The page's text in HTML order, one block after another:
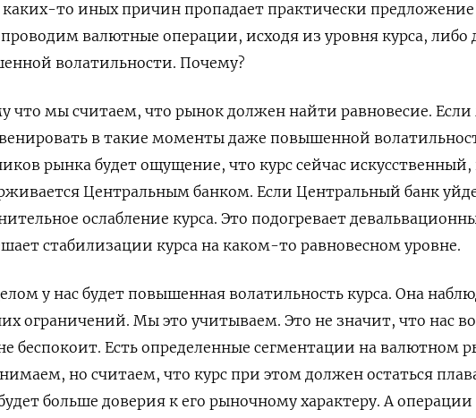
каких-то иных причин пропадает практически
валютные операции, исходя из уровня курса, либо
волатильности. Почему?
что мы считаем, что рынок должен найти равновесие.
в такие моменты даже повышенной
рынка будет ощущение, что курс сейчас
Центральным банком. Если Центральный банк
ослабление курса. Это подогревает
стабилизации курса на каком-то равновесном уровне.
у нас будет повышенная волатильность курса. Она
ограничений. Мы это учитываем. Это не значит, что нас
беспокоит. Есть определенные сегментации на валютном
но считаем, что курс при этом должен остаться
больше доверия к его рыночному характеру. А